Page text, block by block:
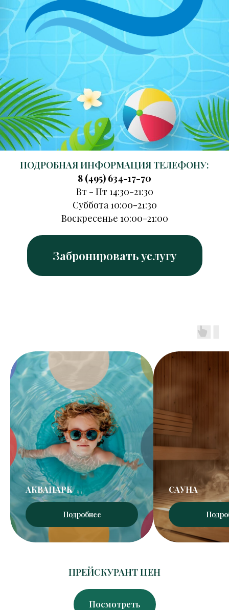
ПОДРОБНАЯ ИНФОРМАЦИЯ ТЕЛЕФОНУ:
8 (495) 634-17-70
Вт - Пт 14:30-21:30
Суббота 10:00-21:30
Воскресенье 10:00-21:00
Забронировать услугу
АКВАПАРК
Подробнее
САУНА
ПРЕЙСКУРАНТ ЦЕН
Посмотреть